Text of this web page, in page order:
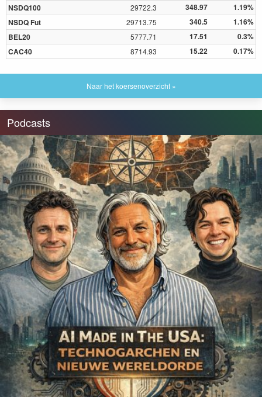
NSDQ100
29722.3 348.97
1.19%
NSDQ Fut
29713.75 340.5
1.16%
BEL20
5777.71 17.51
0.3%
CAC40
8714.93 15.22 0.17%
Naar het koersenoverzicht »
Podcasts